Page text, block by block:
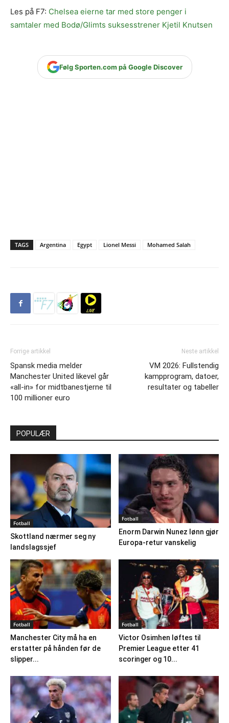
Les på F7: Chelsea eierne tar med store penger i
samtaler med Bodø/Glimts suksesstrener Kjetil Knutsen
Følg Sporten.com på Google Discover
TAGS Argentina Egypt Lionel Messi Mohamed Salah
Forrige artikkel
Spansk media melder
Manchester United likevel går
«all-in» for midtbanestjerne til
100 millioner euro
Neste artikkel
VM 2026: Fullstendig
kampprogram, datoer,
resultater og tabeller
POPULÆR
Fotball
Skottland nærmer seg ny
landslagssjef
Fotball
Enorm Darwin Nunez lønn gjør
Europa-retur vanskelig
Fotball
Manchester City må ha en
erstatter på hånden før de
slipper...
Fotball
Victor Osimhen løftes til
Premier League etter 41
scoringer og 10...